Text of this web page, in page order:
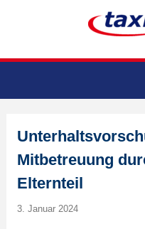
Mitbetreuung
Elternteil
3. Januar 2024